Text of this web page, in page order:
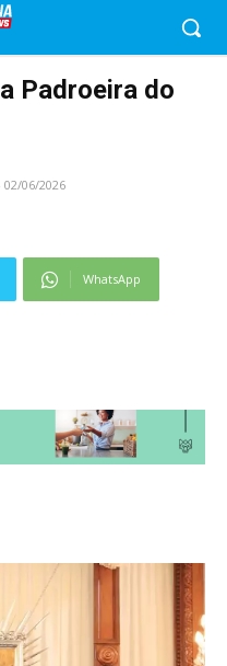
Padroeira do
02/06/2026
WhatsApp